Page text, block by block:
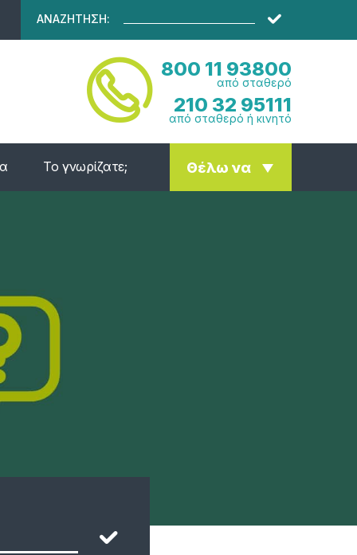
ΑΝΑΖΗΤΗΣΗ:
800 11 93800
από σταθερό
210 32 95111
από σταθερό ή κινητό
Το γνωρίζατε; Θέλω να